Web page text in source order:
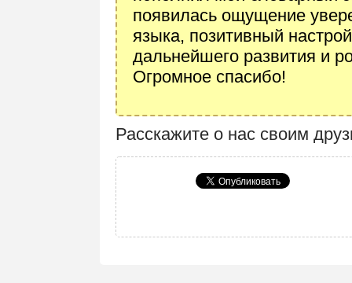
появилась ощущение
языка, позитивный
дальнейшего развития и
Огромное спасибо!
Расскажите о нас своим